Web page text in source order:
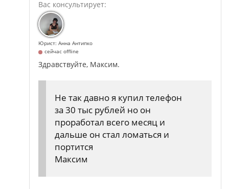
Юрист: Анна Антипко
сейчас offline
Здравствуйте, Максим.
Не так давно я купил телефон
за 30 тыс рублей но он
проработал всего месяц и
дальше он стал ломаться и
портится
Максим